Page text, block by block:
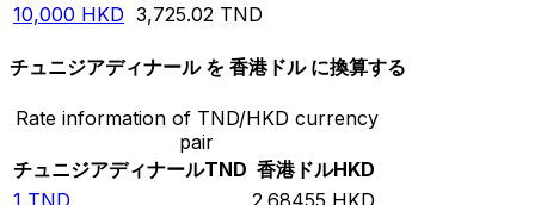
10,000 HKD 3,725.02 TND
チュニジアディナール を 香港ドル に換算する
Rate information of TND/HKD currency
pair
チュニジアディナールTND 香港ドルHKD